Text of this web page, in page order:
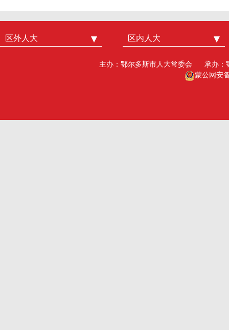
区外人大
中国人大
区内人大
内蒙古人大
包头人大
巴彦淖尔市人大
主办：鄂尔多斯市人大常委会
承办：
蒙公网安